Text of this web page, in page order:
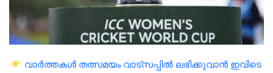
വാർത്തകൾ തത്സമയം വാട്സപ്പിൽ ലഭിക്കുവാൻ ഇവിടെ